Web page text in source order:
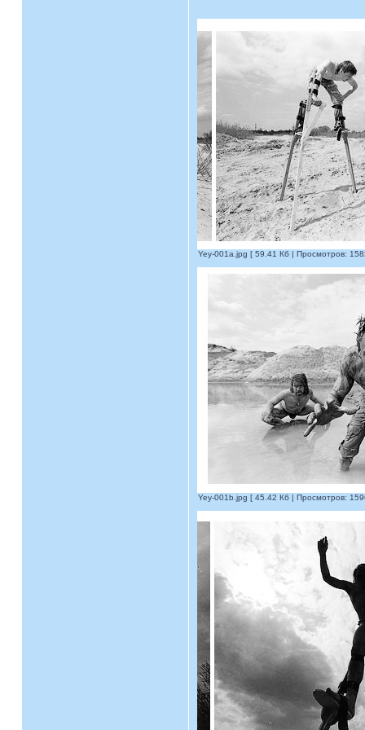
Yey-001a.jpg [ 59.41 Кб | Просмотров:
Yey-001b.jpg [ 45.42 Кб | Просмотров: